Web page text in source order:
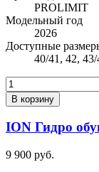
PROLIMIT
Модельный год
2026
Доступные
40/41, 42,
В корзину
ION Гидро
9 900 руб.